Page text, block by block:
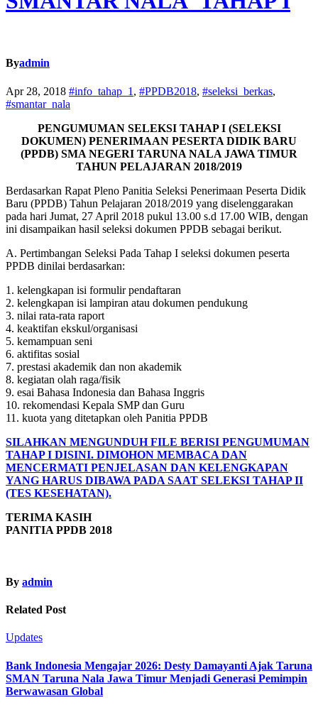
Byadmin
Apr 28, 2018 #info_tahap_1 , #PPDB2018, #seleksi_berkas,
#smantar_nala
PENGUMUMAN SELEKSI TAHAP I (SELEKSI
DOKUMEN) PENERIMAAN PESERTA DIDIK BARU
(PPDB) SMA NEGERI TARUNA NALA JAWA TIMUR
TAHUN PELAJARAN 2018/2019
Berdasarkan Rapat Pleno Panitia Seleksi Penerimaan Peserta Didik
Baru (PPDB) Tahun Pelajaran 2018/2019 yang diselenggarakan
pada hari Jumat, 27 April 2018 pukul 13.00 s.d 17.00 WIB, dengan
ini disampaikan hasil seleksi dokumen PPDB sebagai berikut.
A. Pertimbangan Seleksi Pada Tahap I seleksi dokumen peserta
PPDB dinilai berdasarkan:
1. kelengkapan isi formulir pendaftaran
2. kelengkapan isi lampiran atau dokumen pendukung
3. nilai rata-rata raport
4. keaktifan ekskul/organisasi
5. kemampuan seni
6. aktifitas sosial
7. prestasi akademik dan non akademik
8. kegiatan olah raga/fisik
9. esai Bahasa Indonesia dan Bahasa Inggris
10. rekomendasi Kepala SMP dan Guru
11. kuota yang ditetapkan oleh Panitia PPDB
SILAHKAN MENGUNDUH FILE BERISI PENGUMUMAN
TAHAP I DISINI. DIMOHON MEMBACA DAN
MENCERMATI PENJELASAN DAN KELENGKAPAN
YANG HARUS DIBAWA PADA SAAT SELEKSI TAHAP II
(TES KESEHATAN).
TERIMA KASIH
PANITIA PPDB 2018
By admin
Related Post
Updates
Bank Indonesia Mengajar 2026: Desty Damayanti Ajak Taruna
SMAN Taruna Nala Jawa Timur Menjadi Generasi Pemimpin
Berwawasan Global